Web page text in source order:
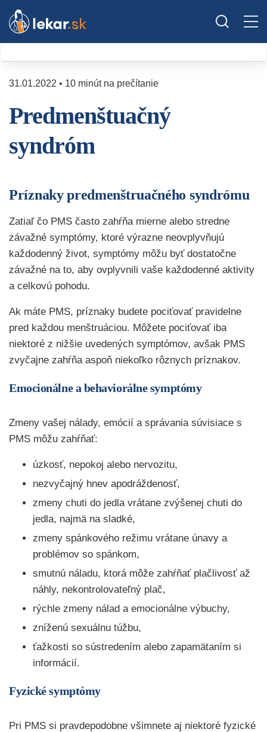
31.01.2022 • 10 minút na prečítanie
Predmenštuačný
syndróm
Príznaky predmenštruačného syndrómu
Zatiaľ čo PMS často zahŕňa mierne alebo stredne
závažné symptómy, ktoré výrazne neovplyvňujú
každodenný život, symptómy môžu byť dostatočne
závažné na to, aby ovplyvnili vaše každodenné aktivity
a celkovú pohodu.
Ak máte PMS, príznaky budete pociťovať pravidelne
pred každou menštruáciou. Môžete pociťovať iba
niektoré z nižšie uvedených symptómov, avšak PMS
zvyčajne zahŕňa aspoň niekoľko rôznych príznakov.
Emocionálne a behaviorálne symptómy
Zmeny vašej nálady, emócií a správania súvisiace s
PMS môžu zahŕňať:
úzkosť, nepokoj alebo nervozitu,
nezvyčajný hnev apodráždenosť,
zmeny chuti do jedla vrátane zvýšenej chuti do
jedla, najmä na sladké,
zmeny spánkového režimu vrátane únavy a
problémov so spánkom,
smutnú náladu, ktorá môže zahŕňať plačlivosť až
náhly, nekontrolovateľný plač,
rýchle zmeny nálad a emocionálne výbuchy,
zníženú sexuálnu túžbu,
ťažkosti so sústredením alebo zapamätaním si
informácií.
Fyzické symptómy
Pri PMS si pravdepodobne všimnete aj niektoré fyzické